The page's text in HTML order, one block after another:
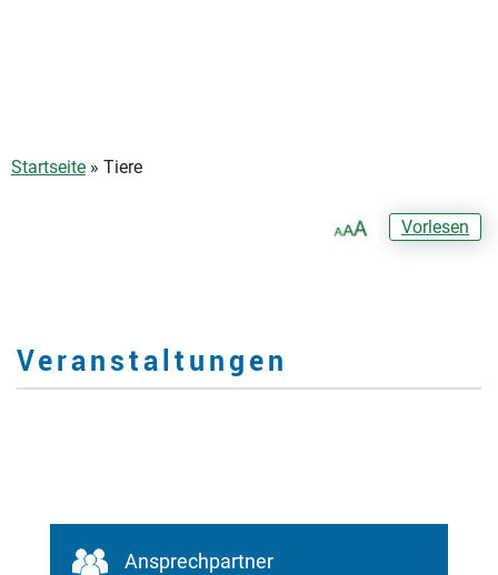
Startseite» Tiere
Vorlesen
Veranstaltungen
Ansprechpartner